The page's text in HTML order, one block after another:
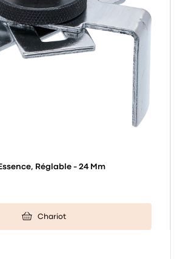
Réglable - 24 Mm
Chariot